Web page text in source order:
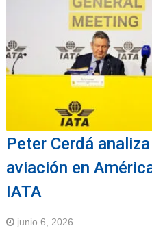
Peter Cerdá
aviación en
IATA
junio 6, 2026